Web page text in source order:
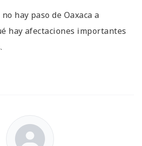
hay paso de Oaxaca a
hay afectaciones importantes